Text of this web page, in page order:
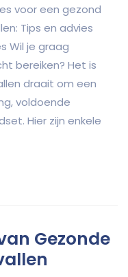
voor een gezond
Tips en advies
Wil je graag
bereiken? Het is
draait om een
voldoende
Hier zijn enkele
Gezonde